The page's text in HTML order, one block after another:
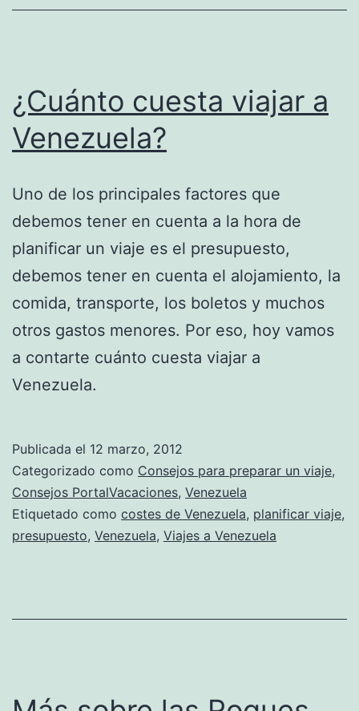
¿Cuánto cuesta viajar a
Venezuela?
Uno de los principales factores que
debemos tener en cuenta a la hora de
planificar un viaje es el presupuesto,
debemos tener en cuenta el alojamiento, la
comida, transporte, los boletos y muchos
otros gastos menores. Por eso, hoy vamos
a contarte cuánto cuesta viajar a
Venezuela.
Publicada el 12 marzo, 2012
Categorizado como Consejos para preparar un viaje,
Consejos PortalVacaciones, Venezuela
Etiquetado como costes de Venezuela, planificar viaje,
presupuesto, Venezuela, Viajes a Venezuela